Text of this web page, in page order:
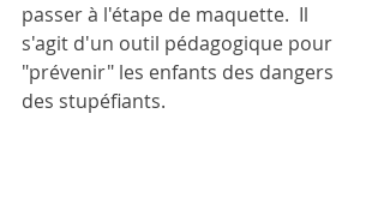
passer à l'étape de maquette.  Il
s'agit d'un outil pédagogique pour
"prévenir" les enfants des dangers
des stupéfiants.